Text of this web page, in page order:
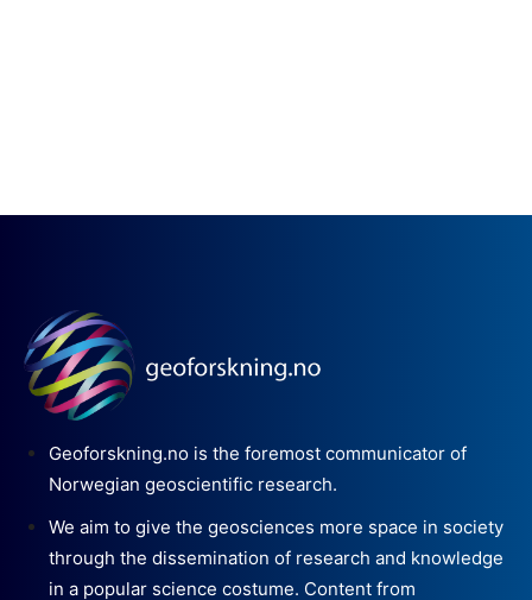
Geoforskning.no is the foremost communicator of
Norwegian geoscientific research.
We aim to give the geosciences more space in society
through the dissemination of research and knowledge
in a popular science costume. Content from